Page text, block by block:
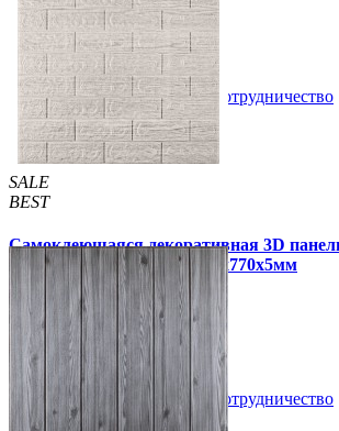
5 отзывов
Купить В закладки Сотрудничество
SALE
BEST
Самоклеющаяся декоративная 3D
серый кирпич полоска 700x770x5мм
109 грн /шт 170 грн/шт
Купить В закладки Сотрудничество